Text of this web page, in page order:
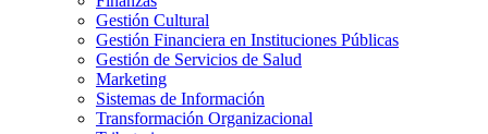
Gestión Cultural
Gestión Financiera en Instituciones Públicas
Gestión de Servicios de Salud
Marketing
Sistemas de Información
Transformación Organizacional